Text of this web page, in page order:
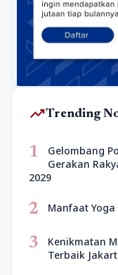
trending_upTrending
1
Gelombang
Gerakan
2029
2 Manfaat
3
Kenikmatan
Terbaik